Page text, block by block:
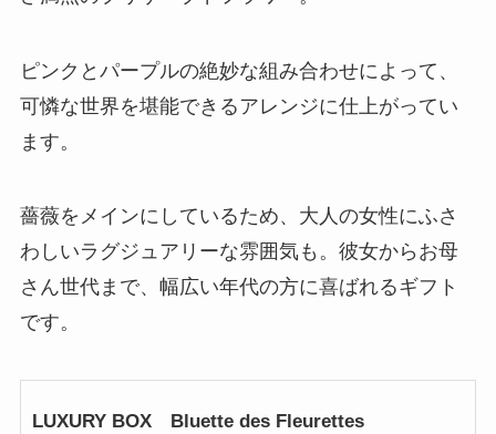
ピンクとパープルの絶妙な組み合わせによって、
可憐な世界を堪能できるアレンジに仕上がってい
ます。
薔薇をメインにしているため、大人の女性にふさ
わしいラグジュアリーな雰囲気も。彼女からお母
さん世代まで、幅広い年代の方に喜ばれるギフト
です。
LUXURY BOX Bluette des Fleurettes